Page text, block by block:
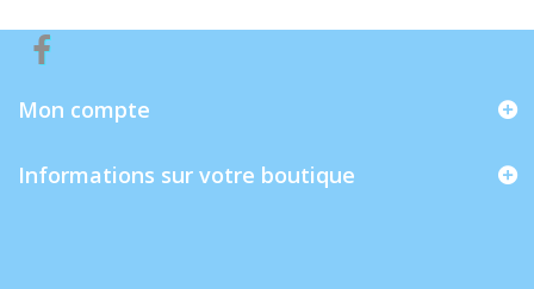
Mon compte
Informations sur votre boutique